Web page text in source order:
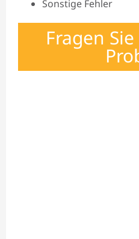
Sonstige Fehler
Fragen